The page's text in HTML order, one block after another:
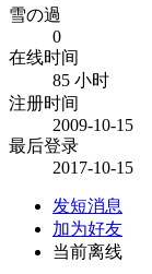
雪の過
0
在线时间
85 小时
注册时间
2009-10-15
最后登录
2017-10-15
发短消息
加为好友
当前离线